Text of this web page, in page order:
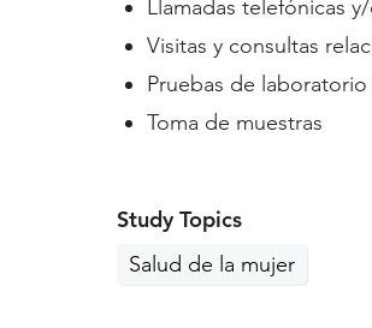
Llamadas telefónicas
Visitas y consultas
Pruebas de
Toma de muestras
Study Topics
Salud de la mujer